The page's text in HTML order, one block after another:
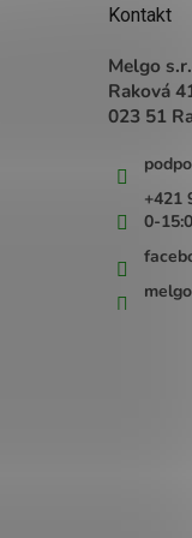
Kontakt
Melgo
Raková
023 51
+421
0-